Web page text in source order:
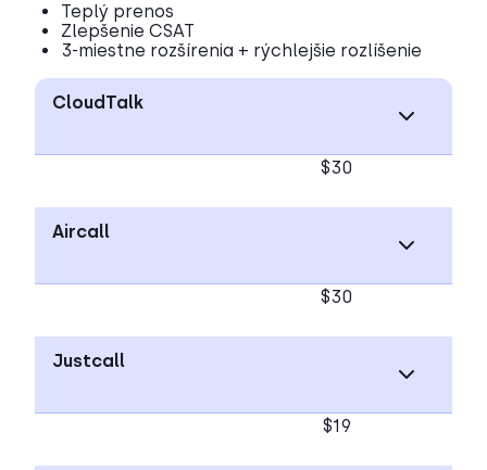
Teplý prenos
Zlepšenie CSAT
3-miestne rozšírenia + rýchlejšie rozlíšenie
CloudTalk
$30
Aircall
$30
Justcall
$19